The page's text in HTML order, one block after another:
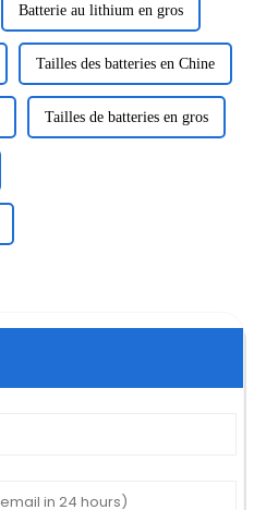
Batterie au lithium en gros
Tailles des batteries en Chine
Tailles de batteries en gros